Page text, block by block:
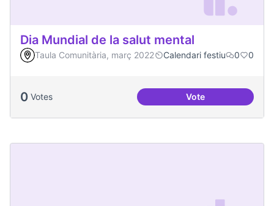
Dia Mundial de la salut mental
Taula Comunitària, març 2022 Calendari festiu 0 0
0 Votes VoteDia Mundial de la